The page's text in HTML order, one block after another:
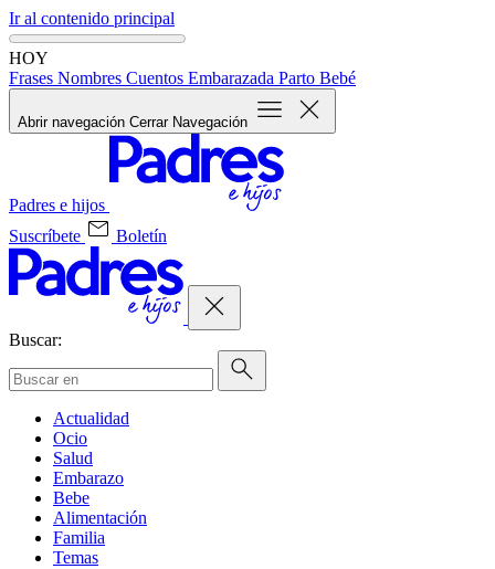
Ir al contenido principal
HOY
Frases Nombres Cuentos Embarazada Parto Bebé
Abrir navegación Cerrar Navegación
Padres e hijos
Suscríbete
Boletín
Buscar:
Actualidad
Ocio
Salud
Embarazo
Bebe
Alimentación
Familia
Temas